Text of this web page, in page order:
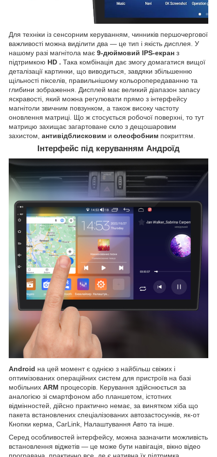
Для техніки із сенсорним керуванням, чинників першочергової
важливості можна виділити два — це тип і якість дисплея. У
нашому разі магнітола має 9-дюймовий IPS-екран з
підтримкою HD . Така комбінація дає змогу домагатися вищої
деталізації картинки, що виводиться, завдяки збільшенню
щільності пікселів, правильнішому кольоропередаванню та
глибини зображення. Дисплей має великий діапазон запасу
яскравості, який можна регулювати прямо з інтерфейсу
магнітоли звичним повзунком, а також високу частоту
оновлення матриці. Що ж стосується робочої поверхні, то тут
матрицю захищає загартоване скло з дещошаровим
захистом, антивідблисковим и олеофобним покриттям.
Інтерфейс під керуванням Андроїд
Android на цей момент є однією з найбільш свіжих і
оптимізованих операційних систем для пристроїв на базі
мобільних ARM процесорів. Керування здійснюється за
аналогією зі смартфоном або планшетом, істотних
відмінностей, дійсно практично немає, за винятком хіба що
пакета встановлених спеціалізованих автозастосунків, як-от
Кнопки керма, CarLink, Налаштування Авто та інше.
Серед особливостей інтерфейсу, можна зазначити можливість
встановлення віджетів — це може бути навігація, вікно відео